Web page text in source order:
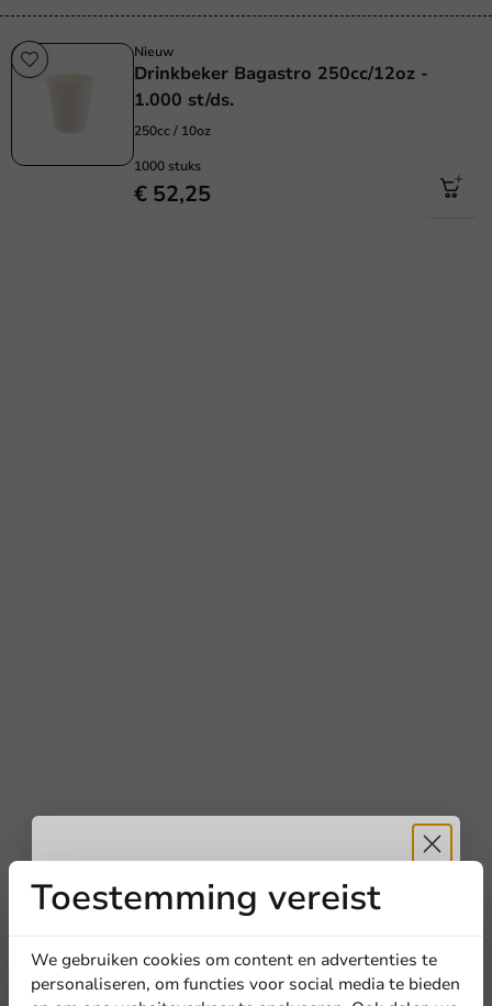
Nieuw
Drinkbeker Bagastro 250cc/12oz -
1.000 st/ds.
250cc / 10oz
1000 stuks
€ 52,25
Toestemming vereist
We gebruiken cookies om content en advertenties te
personaliseren, om functies voor social media te bieden
Ontvang5%
korting